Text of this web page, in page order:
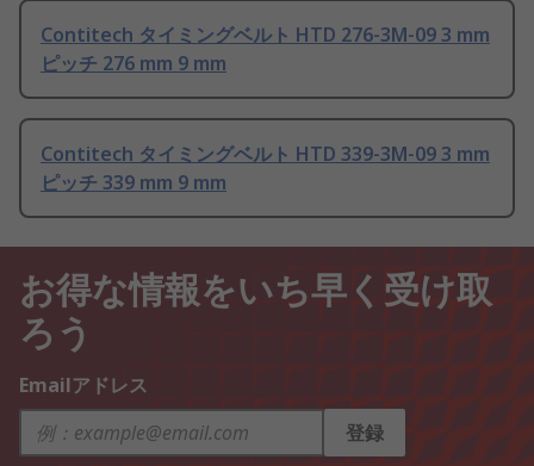
Contitech タイミングベルト HTD 276-3M-09 3 mm
ピッチ 276 mm 9 mm
Contitech タイミングベルト HTD 339-3M-09 3 mm
ピッチ 339 mm 9 mm
お得な情報をいち早く受け取
ろう
Emailアドレス
登録